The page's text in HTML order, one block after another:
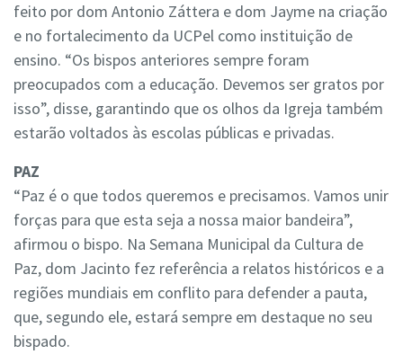
feito por dom Antonio Záttera e dom Jayme na criação
e no fortalecimento da UCPel como instituição de
ensino. “Os bispos anteriores sempre foram
preocupados com a educação. Devemos ser gratos por
isso”, disse, garantindo que os olhos da Igreja também
estarão voltados às escolas públicas e privadas.
PAZ
“Paz é o que todos queremos e precisamos. Vamos unir
forças para que esta seja a nossa maior bandeira”,
afirmou o bispo. Na Semana Municipal da Cultura de
Paz, dom Jacinto fez referência a relatos históricos e a
regiões mundiais em conflito para defender a pauta,
que, segundo ele, estará sempre em destaque no seu
bispado.